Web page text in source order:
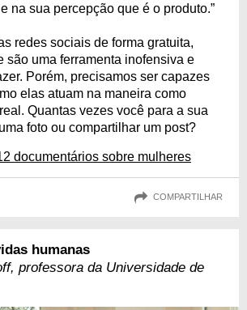
na sua percepção que é o produto.”
redes sociais de forma gratuita,
são uma ferramenta inofensiva e
Porém, precisamos ser capazes
elas atuam na maneira como
Quantas vezes você para a sua
foto ou compartilhar um post?
documentários sobre mulheres
COMPARTILHAR
humanas
professora da Universidade de